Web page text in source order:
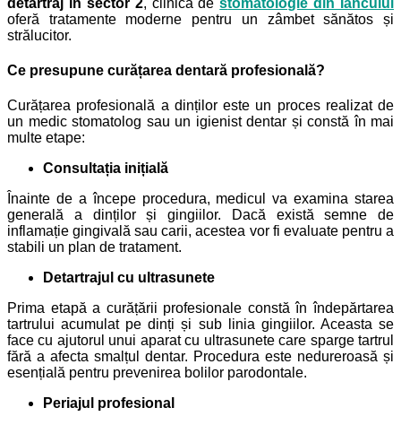
oferă tratamente moderne pentru un zâmbet sănătos și
strălucitor.
Ce presupune curățarea dentară profesională?
Curățarea profesională a dinților este un proces realizat de
un medic stomatolog sau un igienist dentar și constă în mai
multe etape:
Consultația inițială
Înainte de a începe procedura, medicul va examina starea
generală a dinților și gingiilor.
Dacă există semne de
inflamație gingivală sau carii, acestea vor fi evaluate pentru a
stabili un plan de tratament.
Detartrajul cu ultrasunete
Prima etapă a curățării profesionale constă în îndepărtarea
tartrului acumulat pe dinți și sub linia gingiilor. Aceasta se
face cu ajutorul unui aparat cu ultrasunete care sparge tartrul
fără a afecta smalțul dentar. Procedura este nedureroasă și
esențială pentru prevenirea bolilor parodontale.
Periajul profesional